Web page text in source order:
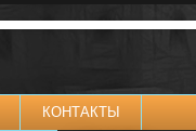
КОНТАКТЫ